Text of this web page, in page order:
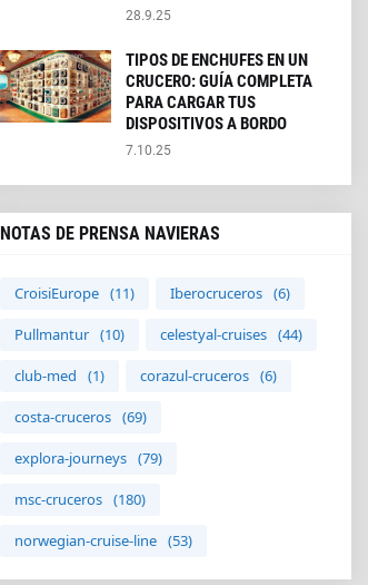
28.9.25
TIPOS DE ENCHUFES EN UN
CRUCERO: GUÍA COMPLETA
PARA CARGAR TUS
DISPOSITIVOS A BORDO
7.10.25
NOTAS DE PRENSA NAVIERAS
CroisiEurope (11) Iberocruceros (6)
Pullmantur (10) celestyal-cruises (44)
club-med (1) corazul-cruceros (6)
costa-cruceros (69)
explora-journeys (79)
msc-cruceros (180)
norwegian-cruise-line (53)